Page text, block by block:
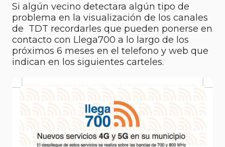
Si algún vecino detectara algún tipo de
problema en la visualización de los canales
de TDT recordarles que pueden ponerse en
contacto con Llega700 a lo largo de los
próximos 6 meses en el telefono y web que
indican en los siguientes carteles.